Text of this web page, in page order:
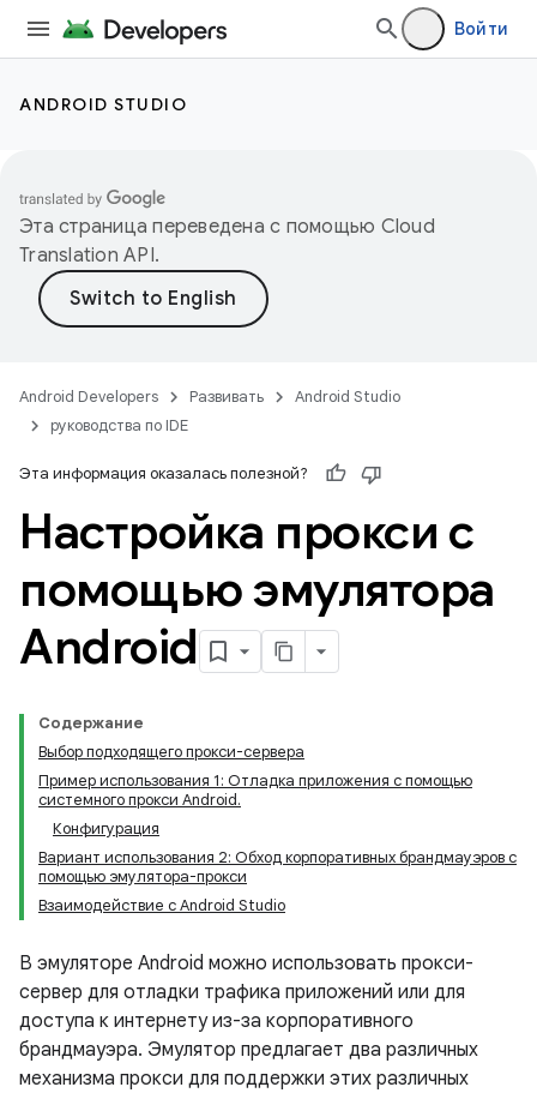
Войти
ANDROID STUDIO
Эта страница переведена с помощью Cloud
Translation API.
Android Developers Развивать
Android Studio
руководства по IDE
Эта информация оказалась полезной?
Настройка прокси с
помощью эмулятора
Android
Содержание
Выбор подходящего прокси-сервера
Пример использования 1: Отладка приложения с помощью
системного прокси Android.
Конфигурация
Вариант использования 2: Обход корпоративных брандмауэров с
помощью эмулятора-прокси
Взаимодействие с Android Studio
В эмуляторе Android можно использовать прокси-
сервер для отладки трафика приложений или для
доступа к интернету из-за корпоративного
брандмауэра. Эмулятор предлагает два различных
механизма прокси для поддержки этих различных